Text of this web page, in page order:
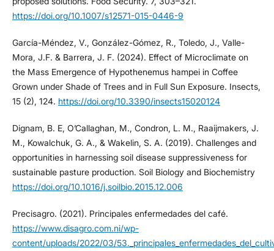
https://doi.org/10.1007/s12571-015-0446-9
García-Méndez, V., González-Gómez, R., Toledo, J., Valle-
Mora, J.F. & Barrera, J. F. (2024). Effect of Microclimate on
the Mass Emergence of Hypothenemus hampei in Coffee
Grown under Shade of Trees and in Full Sun Exposure. Insects,
15 (2), 124. https://doi.org/10.3390/insects15020124
Dignam, B. E, O’Callaghan, M., Condron, L. M., Raaijmakers, J.
M., Kowalchuk, G. A., & Wakelin, S. A. (2019). Challenges and
opportunities in harnessing soil disease suppressiveness for
sustainable pasture production. Soil Biology and Biochemistry
https://doi.org/10.1016/j.soilbio.2015.12.006
Precisagro. (2021). Principales enfermedades del café.
https://www.disagro.com.ni/wp-
content/uploads/2022/03/